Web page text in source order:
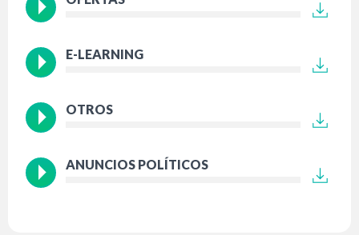
E-LEARNING
OTROS
ANUNCIOS POLÍTICOS